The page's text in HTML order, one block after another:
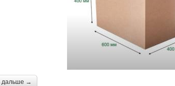
дальше →